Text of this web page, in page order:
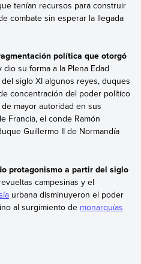
tenían recursos para construir
combate sin esperar la llegada
política que otorgó
su forma a la Plena Edad
siglo XI algunos reyes, duques
concentración del poder político
mayor autoridad en sus
Francia, el conde Ramón
Guillermo II de Normandía
protagonismo a partir del siglo
campesinas y el
urbana disminuyeron el poder
al surgimiento de monarquías